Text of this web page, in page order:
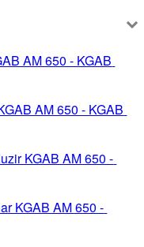
AM 650 - KGAB
AM 650 - KGAB
KGAB AM 650 -
KGAB AM 650 -